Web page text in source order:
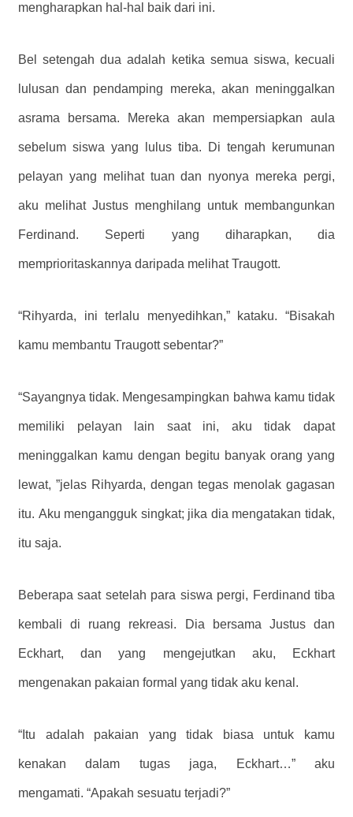
mengharapkan hal-hal baik dari ini.
Bel setengah dua adalah ketika semua siswa, kecuali
lulusan dan pendamping mereka, akan meninggalkan
asrama bersama. Mereka akan mempersiapkan aula
sebelum siswa yang lulus tiba. Di tengah kerumunan
pelayan yang melihat tuan dan nyonya mereka pergi,
aku melihat Justus menghilang untuk membangunkan
Ferdinand. Seperti yang diharapkan, dia
memprioritaskannya daripada melihat Traugott.
“Rihyarda, ini terlalu menyedihkan,” kataku. “Bisakah
kamu membantu Traugott sebentar?”
“Sayangnya tidak. Mengesampingkan bahwa kamu tidak
memiliki pelayan lain saat ini, aku tidak dapat
meninggalkan kamu dengan begitu banyak orang yang
lewat, ”jelas Rihyarda, dengan tegas menolak gagasan
itu. Aku mengangguk singkat; jika dia mengatakan tidak,
itu saja.
Beberapa saat setelah para siswa pergi, Ferdinand tiba
kembali di ruang rekreasi. Dia bersama Justus dan
Eckhart, dan yang mengejutkan aku, Eckhart
mengenakan pakaian formal yang tidak aku kenal.
“Itu adalah pakaian yang tidak biasa untuk kamu
kenakan dalam tugas jaga, Eckhart…” aku
mengamati. “Apakah sesuatu terjadi?”